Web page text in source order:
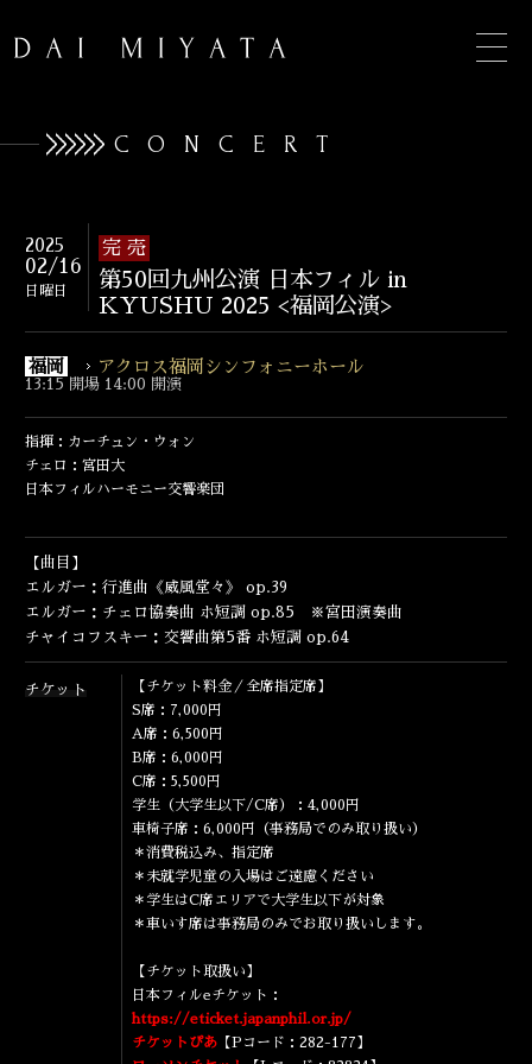
INFORMATION
BIOGRAPHY
CONCERT
DISCOGRAPHY
CONTACT
ENGLISH
CONCERT
2025
02/16
日曜日
完 売
第50回九州公演 日本フィル in
KYUSHU 2025 <福岡公演>
福岡 アクロス福岡シンフォニーホール
13:15 開場 14:00 開演
指揮：カーチュン・ウォン
チェロ：宮田大
日本フィルハーモニー交響楽団
【曲目】
エルガー：行進曲《威風堂々》 op.39
エルガー：チェロ協奏曲 ホ短調 op.85 ※宮田演奏曲
チャイコフスキー：交響曲第5番 ホ短調 op.64
チケット
【チケット料金／全席指定席】
S席：7,000円
A席：6,500円
B席：6,000円
C席：5,500円
学生（大学生以下/C席）：4,000円
車椅子席：6,000円（事務局でのみ取り扱い）
＊消費税込み、指定席
＊未就学児童の入場はご遠慮ください
＊学生はC席エリアで大学生以下が対象
＊車いす席は事務局のみでお取り扱いします。
【チケット取扱い】
日本フィルeチケット：
https://eticket.japanphil.or.jp/
チケットぴあ 【Pコード：282-177】